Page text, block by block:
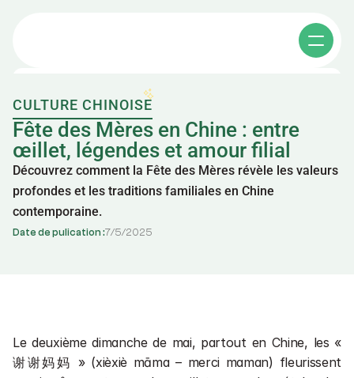
Cours individuels
Cours collectifs
Apprendre le chinois
Cours en entreprises 💼
CULTURE CHINOISE
Fête des Mères en Chine : entre
œillet, légendes et amour filial
Découvrez comment la Fête des Mères révèle les valeurs
profondes et les traditions familiales en Chine
contemporaine.
Date de pulication :7/5/2025
Le deuxième dimanche de mai, partout en Chine, les «
谢谢妈妈 » (xièxiè māma – merci maman) fleurissent